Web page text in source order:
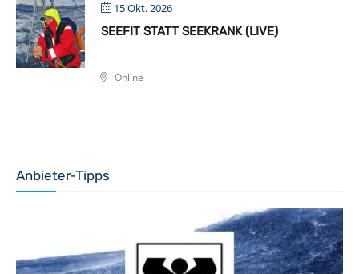
15 Okt. 2026
SEEFIT STATT SEEKRANK (LIVE)
Online
Anbieter-Tipps